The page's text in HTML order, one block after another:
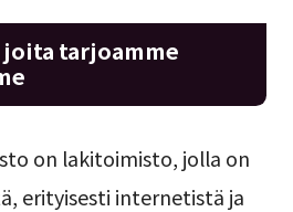
tarjoamme
on lakitoimisto, jolla on
erityisesti internetistä ja